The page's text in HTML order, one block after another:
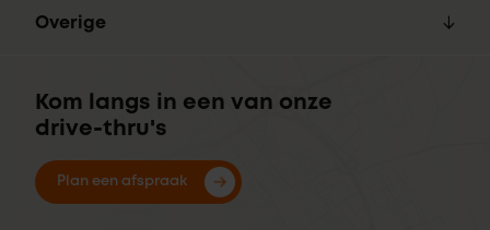
Overige
Kom langs in een van onze
drive-thru's
Plan een afspraak